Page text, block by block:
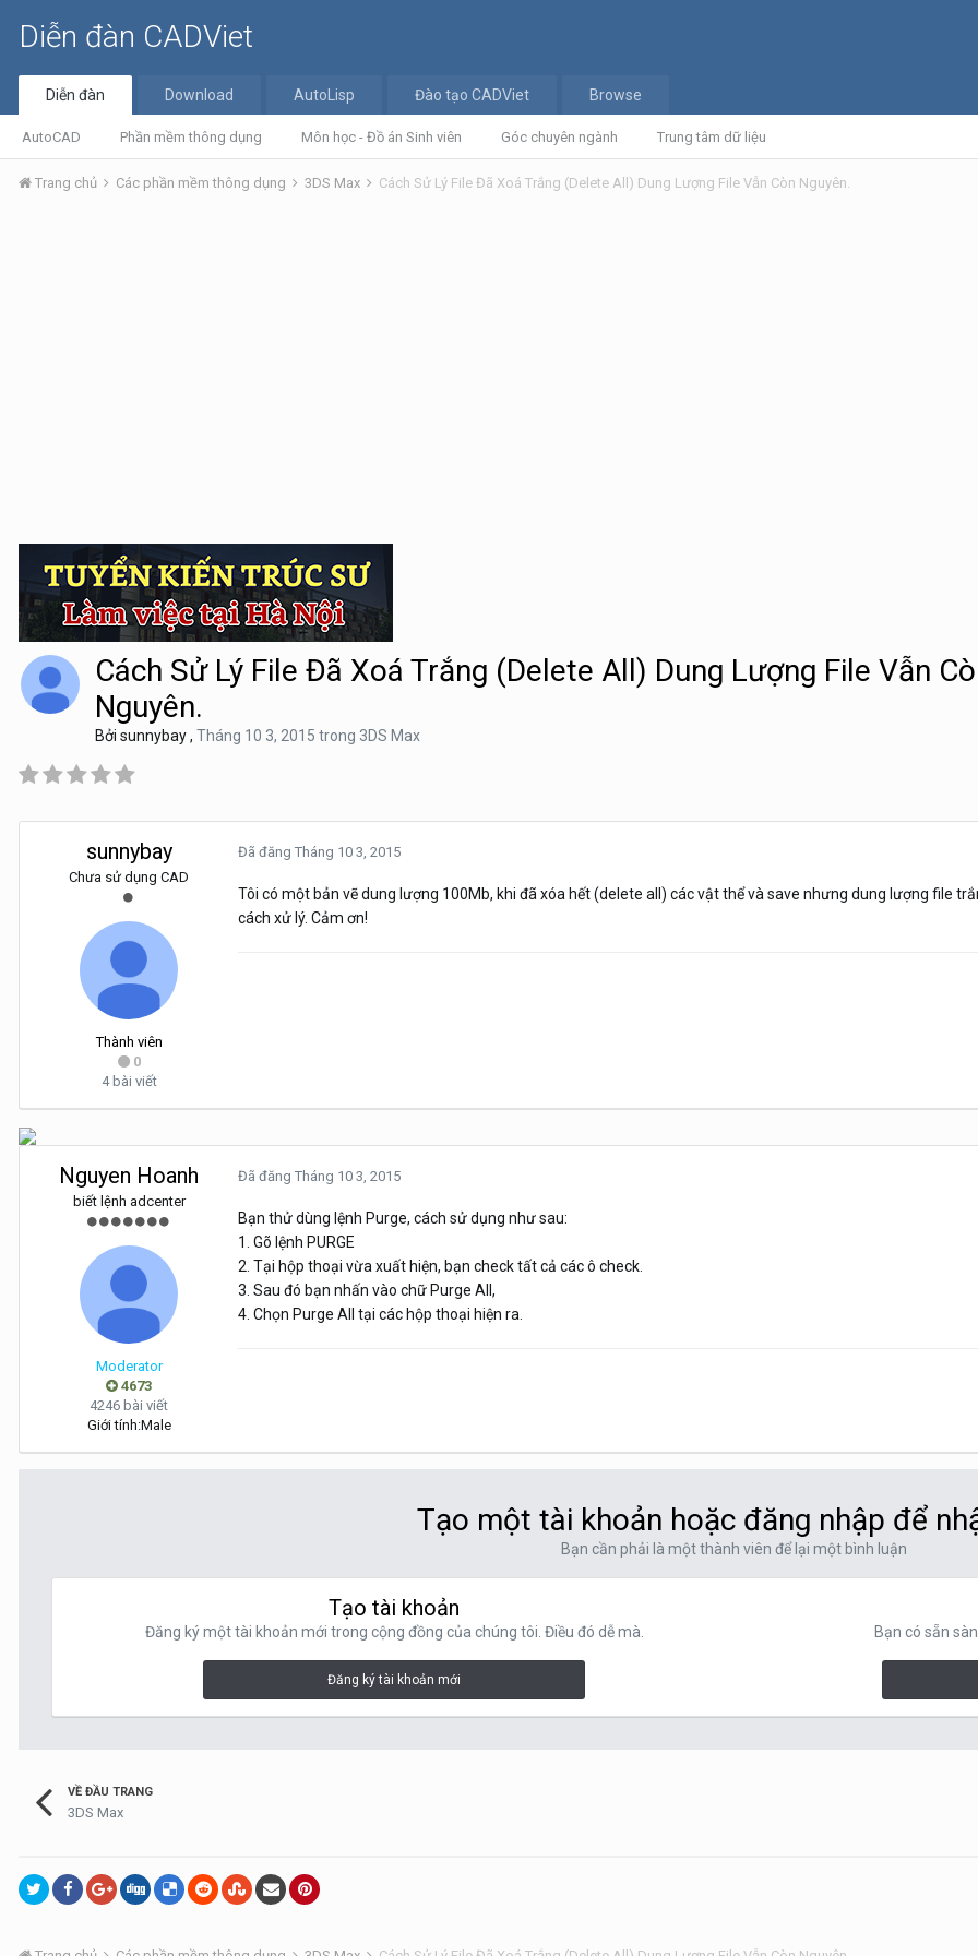
Diễn đàn CADViet
Diễn đàn
AutoCAD Phần mềm thông dụng Môn học - Đồ án Sinh viên Góc chuyên ngành Trung tâm dữ liệu
Download AutoLisp Đào tạo CADViet Browse
Trang chủ Các phần mềm thông dụng 3DS Max Cách Sử Lý File Đã Xoá Trắng (Delete All) Dung Lượng File Vẫn Còn Nguyên.
Cách Sử Lý File Đã Xoá Trắng (Delete All) Dung Lượng File Vẫn
Nguyên.
Bởi sunnybay, Tháng 10 3, 2015 trong 3DS Max
sunnybay
Chưa sử dụng CAD
Thành viên
0
4 bài viết
Đã đăng Tháng 10 3, 2015
Tôi có một bản vẽ dung lượng 100Mb, khi đã xóa hết (delete all) các vật thể và save nhưng dung lượng file
cách xử lý. Cảm ơn!
Nguyen Hoanh
biết lệnh adcenter
Moderator
4673
4246 bài viết
Giới tính:Male
Đã đăng Tháng 10 3, 2015
Bạn thử dùng lệnh Purge, cách sử dụng như sau:
1. Gõ lệnh PURGE
2. Tại hộp thoại vừa xuất hiện, bạn check tất cả các ô check.
3. Sau đó bạn nhấn vào chữ Purge All,
4. Chọn Purge All tại các hộp thoại hiện ra.
Tạo một tài khoản hoặc đăng nhập để
Bạn cần phải là một thành viên để lại một bình luận
Tạo tài khoản
Đăng ký một tài khoản mới trong cộng đồng của chúng tôi. Điều đó dễ mà.
Đăng ký tài khoản mới
Bạn có sẵn
VỀ ĐẦU TRANG
3DS Max